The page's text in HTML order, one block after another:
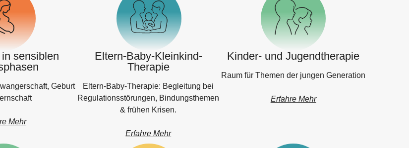
sensiblen
Geburt
Mehr
Eltern-Baby-Kleinkind-
Therapie
Eltern-Baby-Therapie: Begleitung bei
Regulationsstörungen, Bindungsthemen
& frühen Krisen.
Erfahre Mehr
Kinder- und Jugendtherapie
Raum für Themen der jungen Generation
Erfahre Mehr